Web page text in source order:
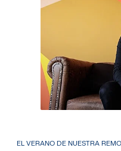
EL VERANO DE NUESTRA